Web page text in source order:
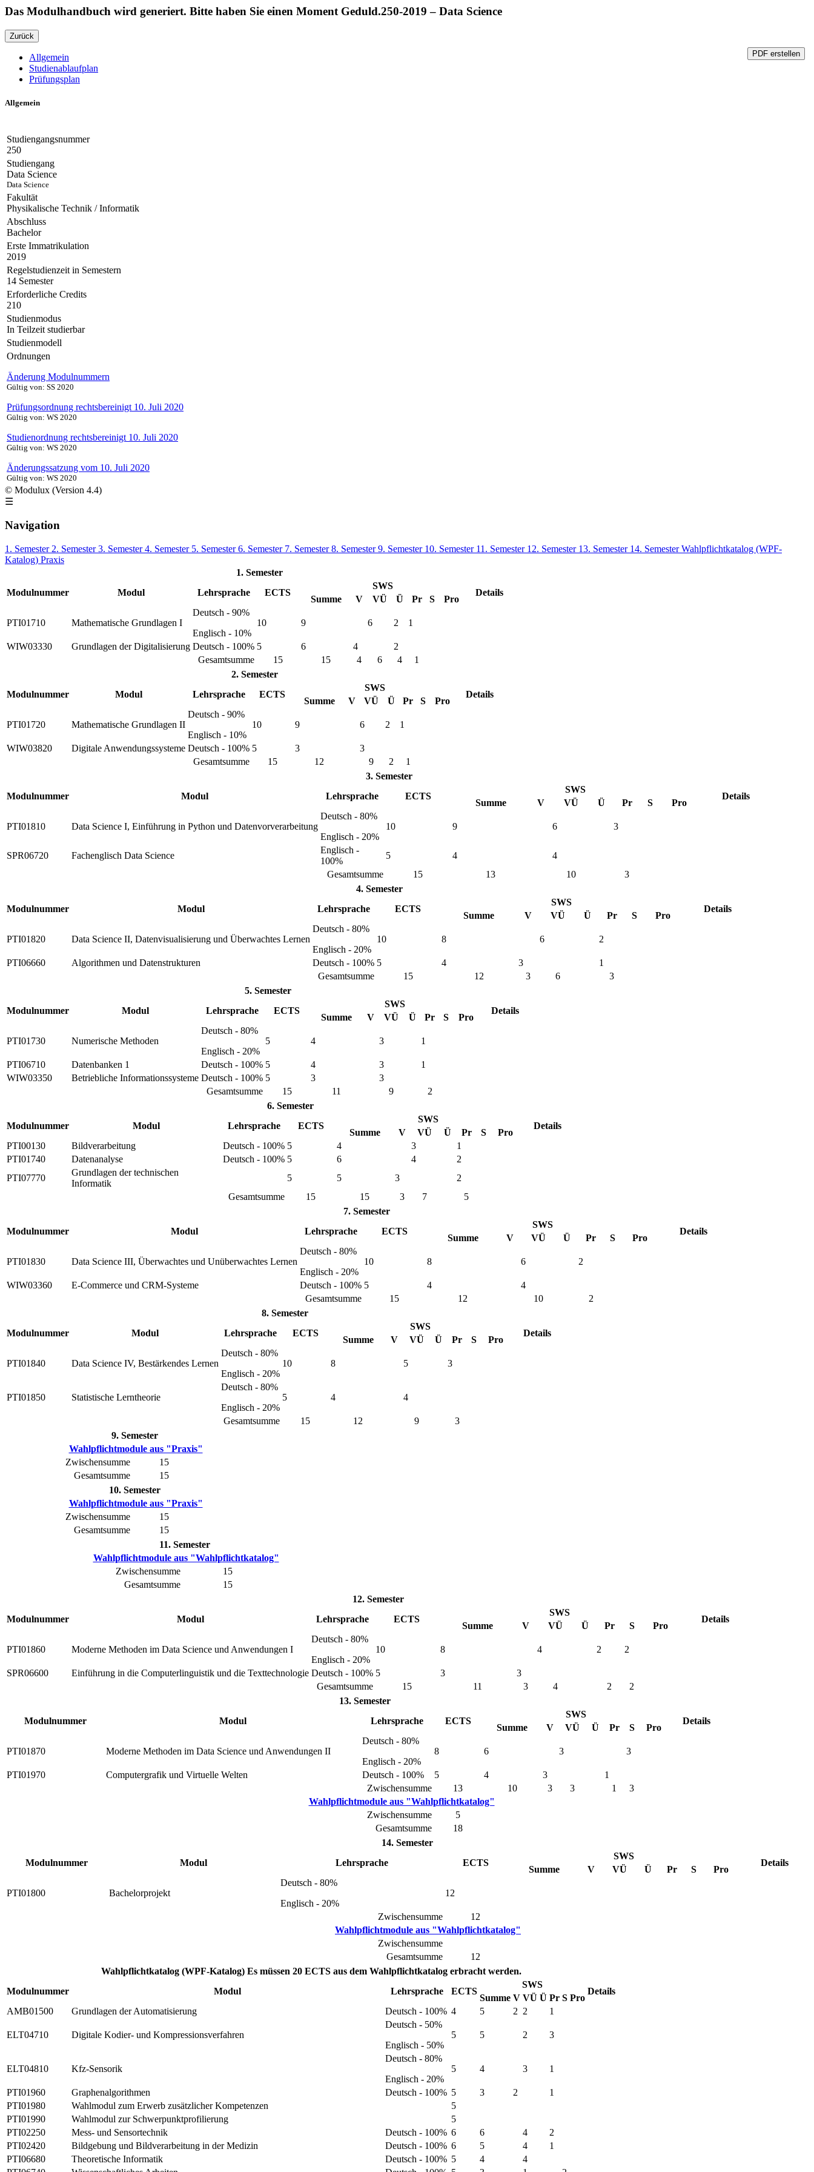
Das Modulhandbuch wird generiert. Bitte haben Sie einen Moment Geduld.250-2019 – Data Science
Zurück
Allgemein
Studienablaufplan
Prüfungsplan
Allgemein
Studiengangsnummer
250
Studiengang
Data Science
Data Science
Fakultät
Physikalische Technik / Informatik
Abschluss
Bachelor
Erste Immatrikulation
2019
Regelstudienzeit in Semestern
14 Semester
Erforderliche Credits
210
Studienmodus
In Teilzeit studierbar
Studienmodell
Ordnungen
Änderung Modulnummern
Gültig von: SS 2020
Prüfungsordnung rechtsbereinigt 10. Juli 2020
Gültig von: WS 2020
Studienordnung rechtsbereinigt 10. Juli 2020
Gültig von: WS 2020
Änderungssatzung vom 10. Juli 2020
Gültig von: WS 2020
© Modulux (Version 4.4)
PDF erstellen
☰
Navigation
1. Semester 2. Semester3. Semester4. Semester 5. Semester6. Semester 7. Semester8. Semester9. Semester 10. Semester 11. Semester 12. Semester 13. Semester 14. SemesterWahlpflichtkatalog (WPF-
Katalog) Praxis
1. Semester
Modulnummer
Modul Lehrsprache ECTS
SWS
Details
Summe V VÜ Ü Pr S Pro
PTI01710 Mathematische Grundlagen I
Deutsch - 90%
Englisch - 10%
10 9 6 2 1
WIW03330 Grundlagen der Digitalisierung Deutsch - 100% 5 6 4
2
Gesamtsumme
15 15 4 6 4
1
2. Semester
Modulnummer
Modul Lehrsprache ECTS
SWS
Details
Summe V VÜ Ü Pr S Pro
PTI01720 Mathematische Grundlagen II
Deutsch - 90%
Englisch - 10%
10 9 6 2 1
WIW03820 Digitale Anwendungssysteme Deutsch - 100% 5 3
3
Gesamtsumme
15 12 9 2
1
3. Semester
Modulnummer
Modul Lehrsprache ECTS
SWS
Details
Summe V VÜ Ü Pr S Pro
PTI01810 Data Science I, Einführung in Python und Datenvorverarbeitung
Deutsch - 80%
Englisch - 20%
10 9 6 3
SPR06720 Fachenglisch Data Science
Englisch -
100%
5 4
4
Gesamtsumme
15 13 10
3
4. Semester
Modulnummer
Modul Lehrsprache ECTS
SWS
Details
Summe V VÜ Ü Pr S Pro
PTI01820 Data Science II, Datenvisualisierung und Überwachtes Lernen
Deutsch - 80%
Englisch - 20%
10 8 6 2
PTI06660 Algorithmen und Datenstrukturen Deutsch - 100% 5 4 3
1
Gesamtsumme
15 12 3 6
3
5. Semester
Modulnummer
Modul Lehrsprache ECTS
SWS
Details
Summe V VÜ Ü Pr S Pro
PTI01730 Numerische Methoden
Deutsch - 80%
Englisch - 20%
5 4 3 1
PTI06710 Datenbanken 1 Deutsch - 100% 5 4 3
1
WIW03350
Betriebliche Informationssysteme Deutsch - 100% 5 3
3
Gesamtsumme
15 11 9
2
6. Semester
Modulnummer
Modul Lehrsprache ECTS
SWS
Details
Summe V VÜ Ü Pr S
Pro
PTI00130
Bildverarbeitung Deutsch - 100% 5 4 3
1
PTI01740
Datenanalyse Deutsch - 100% 5 6 4
2
PTI07770
Grundlagen der technischen
Informatik
5 5 3
2
Gesamtsumme
15 15 3 7
5
7. Semester
Modulnummer
Modul Lehrsprache ECTS
SWS
Details
Summe V VÜ Ü Pr S Pro
PTI01830 Data Science III, Überwachtes und Unüberwachtes Lernen
Deutsch - 80%
Englisch - 20%
10 8 6 2
WIW03360 E-Commerce und CRM-Systeme Deutsch - 100% 5 4
4
Gesamtsumme
15 12 10
2
8. Semester
Modulnummer
Modul Lehrsprache ECTS
SWS
Details
Summe V VÜ Ü Pr S Pro
PTI01840 Data Science IV, Bestärkendes Lernen
Deutsch - 80%
Englisch - 20%
10 8 5 3
PTI01850 Statistische Lerntheorie
Deutsch - 80%
Englisch - 20%
5 4 4
Gesamtsumme 15 12 9
3
9. Semester
Wahlpflichtmodule aus "Praxis"
Zwischensumme
15
Gesamtsumme
15
10. Semester
Wahlpflichtmodule aus "Praxis"
Zwischensumme
15
Gesamtsumme
15
11. Semester
Wahlpflichtmodule aus "Wahlpflichtkatalog"
Zwischensumme
15
Gesamtsumme
15
12. Semester
Modulnummer
Modul Lehrsprache ECTS
SWS
Details
Summe V VÜ Ü Pr S Pro
PTI01860 Moderne Methoden im Data Science und Anwendungen I
Deutsch - 80%
Englisch - 20%
10 8 4 2 2
SPR06600 Einführung in die Computerlinguistik und die Texttechnologie Deutsch - 100% 5 3
3
Gesamtsumme
15 11 3 4 2
2
13. Semester
Modulnummer
Modul Lehrsprache ECTS
SWS
Details
Summe V VÜ Ü Pr S Pro
PTI01870 Moderne Methoden im Data Science und Anwendungen II
Deutsch - 80%
Englisch - 20%
8 6 3 3
PTI01970 Computergrafik und Virtuelle Welten Deutsch - 100% 5 4 3
1
Zwischensumme
13 10 3 3 1
3
Wahlpflichtmodule aus "Wahlpflichtkatalog"
Zwischensumme
5
Gesamtsumme
18
14. Semester
Modulnummer
Modul Lehrsprache ECTS
SWS
Details
Summe V VÜ Ü Pr S Pro
PTI01800 Bachelorprojekt
Deutsch - 80%
Englisch - 20%
12
Zwischensumme
12
Wahlpflichtmodule aus "Wahlpflichtkatalog"
Zwischensumme
Gesamtsumme
12
Wahlpflichtkatalog (WPF-Katalog) Es müssen 20 ECTS aus dem Wahlpflichtkatalog erbracht werden.
Modulnummer
Modul Lehrsprache ECTS
SWS
Details
Summe V VÜ Ü Pr S Pro
AMB01500
Grundlagen der Automatisierung Deutsch - 100% 4 5 2 2 1
ELT04710 Digitale Kodier- und Kompressionsverfahren
Deutsch - 50%
Englisch - 50%
5 5 2 3
ELT04810 Kfz-Sensorik
Deutsch - 80%
Englisch - 20%
5 4 3 1
PTI01960 Graphenalgorithmen Deutsch - 100% 5 3 2
1
PTI01980
Wahlmodul zum Erwerb zusätzlicher Kompetenzen
5
PTI01990
Wahlmodul zur Schwerpunktprofilierung
5
PTI02250
Mess- und Sensortechnik Deutsch - 100% 6 6 4
2
PTI02420
Bildgebung und Bildverarbeitung in der Medizin Deutsch - 100% 6 5 4
1
PTI06680
Theoretische Informatik Deutsch - 100% 5 4
4
PDF erstellen